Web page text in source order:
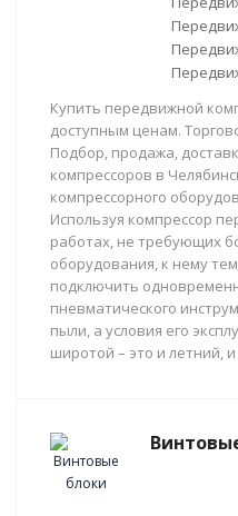
Купить передвижной
доступным ценам.
Подбор, продажа,
компрессоров в
компрессорного
Используя компрессор
работах, не требующих
оборудования, к нему
подключить
пневматического
пыли, а условия его
широтой – это и летний,